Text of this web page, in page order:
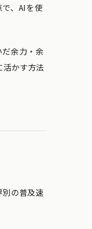
、AIを使
余力・余
かす方法
の普及速